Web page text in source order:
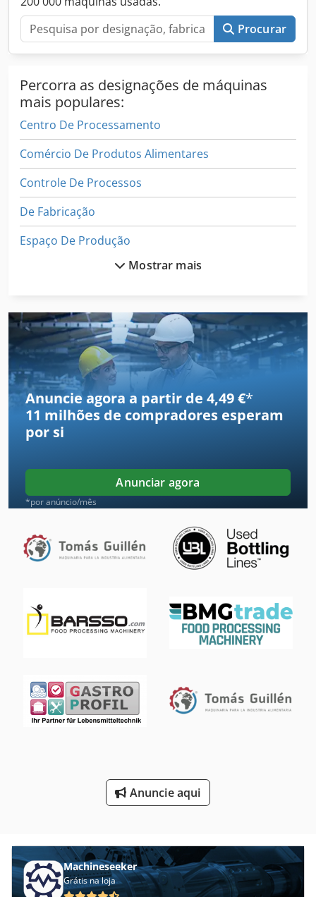
Procurar
Percorra as designações de máquinas
mais populares:
Centro De Processamento
Comércio De Produtos Alimentares
Controle De Processos
De Fabricação
Espaço De Produção
Folha De Limpeza De Máquinas
Linha De Produção
Manipulação De
Maquinas De Usinagem
Materiais De Consumo
Máquina De Fabricação De
Máquinas De Forjamento
Processador De Alimentos
Processamento De Massa
Produtos De Confeitaria
Produção De Massa
Veículo De Trabalho
Mostrar mais
Anuncie agora a partir de 4,49 €*
11 milhões de compradores esperam
por si
Anunciar agora
*por anúncio/mês
Anuncie aqui
Machineseeker
Grátis na loja